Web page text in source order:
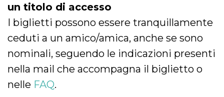
un titolo di accesso
I biglietti possono essere tranquillamente
ceduti a un amico/amica, anche se sono
nominali, seguendo le indicazioni presenti
nella mail che accompagna il biglietto o
nelle FAQ.